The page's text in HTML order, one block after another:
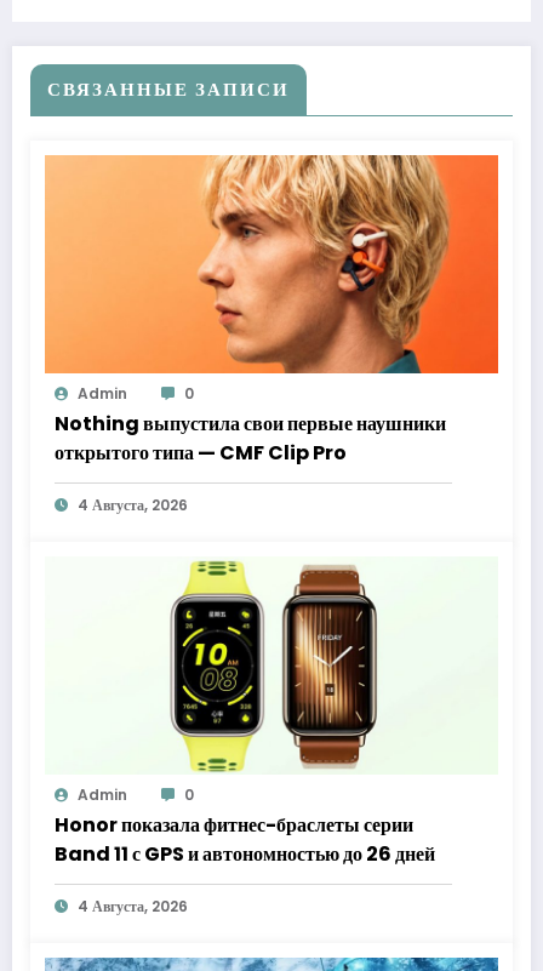
СВЯЗАННЫЕ ЗАПИСИ
Admin 0
Nothing выпустила свои первые наушники
открытого типа — CMF Clip Pro
4 Августа, 2026
Admin 0
Honor показала фитнес-браслеты серии
Band 11 с GPS и автономностью до 26 дней
4 Августа, 2026